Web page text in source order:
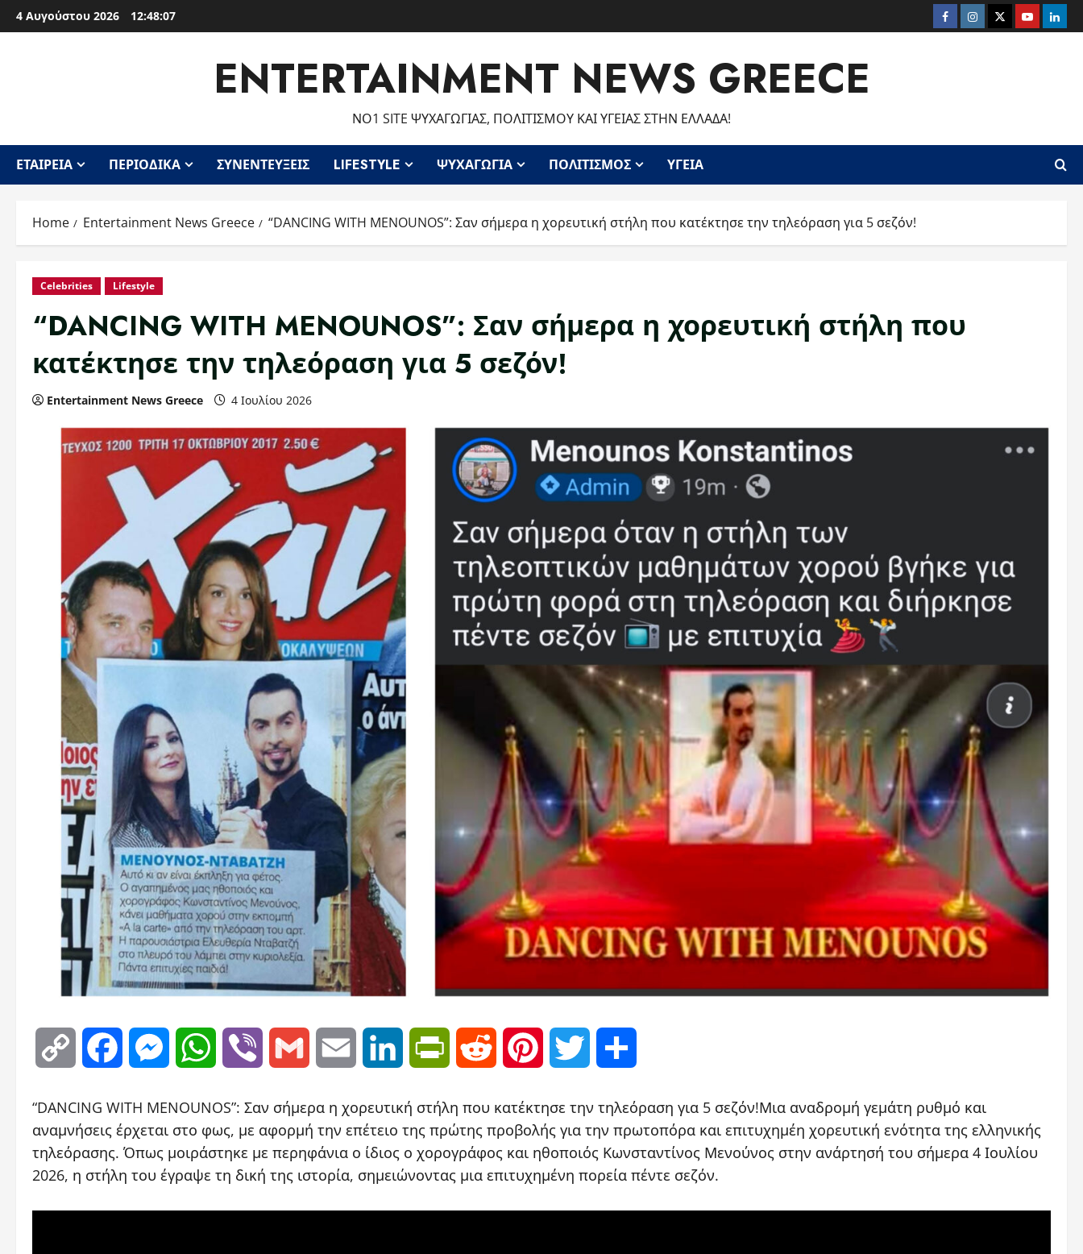
Skip
to
4 Αυγούστου 2026 12:48:08 Facebook
Instagram
TwitterYoutube
ENTERTAINMENT NEWS GREECE
ΝΟ1 SITE ΨΥΧΑΓΩΓΊΑΣ, ΠΟΛΙΤΙΣΜΟΎ ΚΑΙ ΥΓΕΊΑΣ ΣΤΗΝ ΕΛΛΆΔΑ!
ΕΤΑΙΡΕΊΑ ΠΕΡΙΟΔΙΚΆ ΣΥΝΕΝΤΕΎΞΕΙΣ LIFESTYLE ΨΥΧΑΓΩΓΊΑ ΠΟΛΙΤΙΣΜΌΣ ΥΓΕΊΑ
Home Entertainment News Greece “DANCING WITH MENOUNOS”: Σαν σήμερα η χορευτική στήλη που κατέκτησε την τηλεόραση για 5 σεζόν!
Celebrities Lifestyle
“DANCING WITH MENOUNOS”: Σαν σήμερα η χορευτική στήλη που
κατέκτησε την τηλεόραση για 5 σεζόν!
Entertainment News Greece 4 Ιουλίου 2026
Copy Facebook MessengerWhatsAppViber Gmail Email LinkedIn PrintFriendly
Reddit Pinterest Twitter
“DANCING WITH MENOUNOS”: Σαν σήμερα η χορευτική στήλη που κατέκτησε την τηλεόραση για 5 σεζόν!Μια αναδρομή γεμάτη ρυθμό και
αναμνήσεις έρχεται στο φως, με αφορμή την επέτειο της πρώτης προβολής για την πρωτοπόρα και επιτυχημέη χορευτική ενότητα της ελληνικής
τηλεόρασης. Όπως μοιράστηκε με περηφάνια ο ίδιος ο χορογράφος και ηθοποιός Κωνσταντίνος Μενούνος στην ανάρτησή του σήμερα 4 Ιουλίου
2026, η στήλη του έγραψε τη δική της ιστορία, σημειώνοντας μια επιτυχημένη πορεία πέντε σεζόν.